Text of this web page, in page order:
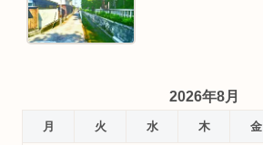
2026年8月
月 火 水 木 金